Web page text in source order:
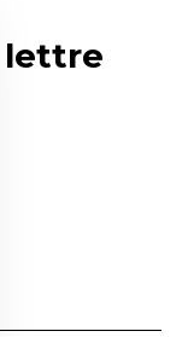
lettre